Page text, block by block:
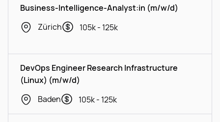
Business-Intelligence-Analyst:in (m/w/d)
Zürich
105k - 125k
DevOps Engineer Research Infrastructure
(Linux) (m/w/d)
Baden
105k - 125k